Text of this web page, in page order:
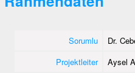
Sorumlu
Dr.
Projektleiter
Aysel